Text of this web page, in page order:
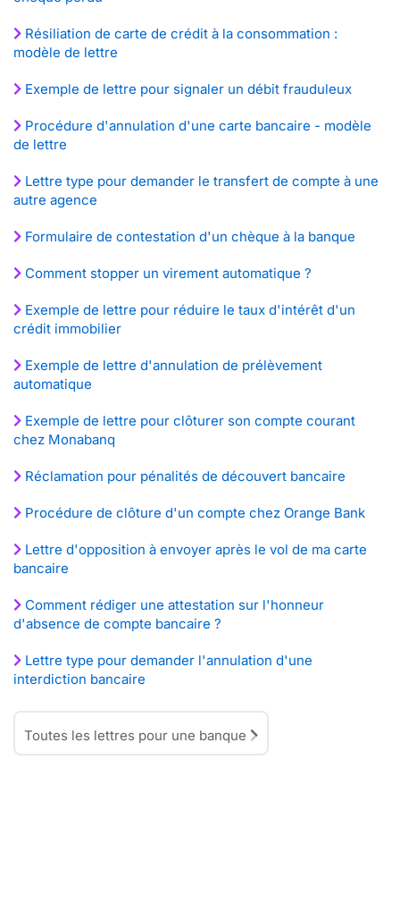
Résiliation de carte de crédit à la consommation :
modèle de lettre
Exemple de lettre pour signaler un débit frauduleux
Procédure d'annulation d'une carte bancaire - modèle
de lettre
Lettre type pour demander le transfert de compte à une
autre agence
Formulaire de contestation d'un chèque à la banque
Comment stopper un virement automatique ?
Exemple de lettre pour réduire le taux d'intérêt d'un
crédit immobilier
Exemple de lettre d'annulation de prélèvement
automatique
Exemple de lettre pour clôturer son compte courant
chez Monabanq
Réclamation pour pénalités de découvert bancaire
Procédure de clôture d'un compte chez Orange Bank
Lettre d'opposition à envoyer après le vol de ma carte
bancaire
Comment rédiger une attestation sur l'honneur
d'absence de compte bancaire ?
Lettre type pour demander l'annulation d'une
interdiction bancaire
Toutes les lettres pour une banque